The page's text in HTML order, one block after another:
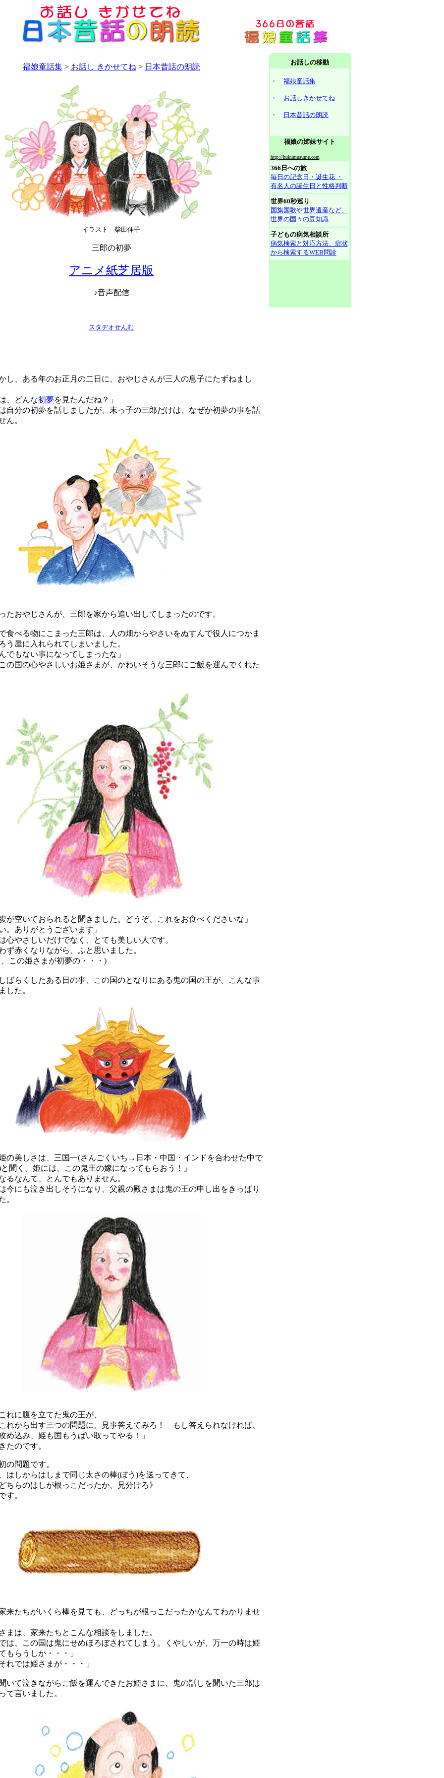
福娘童話集> お話し きかせてね > 日本昔話の朗読
イラスト 柴田伸子
三郎の初夢
アニメ紙芝居版
♪音声配信
スタヂオせんむ
、ある年のお正月の二日に、おやじさんが三人の息子にたずねまし
、どんな初夢を見たんだね？」
分の初夢を話しましたが、末っ子の三郎だけは、なぜか初夢の事を話
ん。
おやじさんが、三郎を家から追い出してしまったのです。
べる物にこまった三郎は、人の畑からやさいをぬすんで役人につかま
う屋に入れられてしまいました。
でもない事になってしまったな」
国の心やさしいお姫さまが、かわいそうな三郎にご飯を運んでくれた
が空いておられると聞きました。どうぞ、これをお食べくださいな」
。ありがとうございます」
やさしいだけでなく、とても美しい人です。
赤くなりながら、ふと思いました。
この姫さまが初夢の・・・)
らくしたある日の事、この国のとなりにある鬼の国の王が、こんな事
した。
の美しさは、三国一(さんごくいち→日本・中国・インドを合わせた中で
聞く。姫には、この鬼王の嫁になってもらおう！」
なんて、とんでもありません。
にも泣き出しそうになり、父親の殿さまは鬼の王の申し出をきっぱり
。
に腹を立てた鬼の王が、
れから出す三つの問題に、見事答えてみろ！ もし答えられなければ、
め込み、姫も国もうばい取ってやる！」
たのです。
問題です。
しからはしまで同じ太さの棒(ぼう)を送ってきて、
ちらのはしが根っこだったか、見分けろ》
す。
たちがいくら棒を見ても、どっちが根っこだったかなんてわかりませ
は、家来たちとこんな相談をしました。
は、この国は鬼にせめほろぼされてしまう。くやしいが、万一の時は姫
もらうしか・・・」
れでは姫さまが・・・」
て泣きながらご飯を運んできたお姫さまに、鬼の話しを聞いた三郎は
て言いました。
お話しの移動
・ 福娘童話集
・ お話しきかせてね
・ 日本昔話の朗読
福娘の姉妹サイト
http://hukumusume.com
366日への旅
毎日の記念日・誕生花 ・
有名人の誕生日と性格判断
世界60秒巡り
国旗国歌や世界遺産など、
世界の国々の豆知識
子どもの病気相談所
病気検索と対応方法、症状
から検索するWEB問診